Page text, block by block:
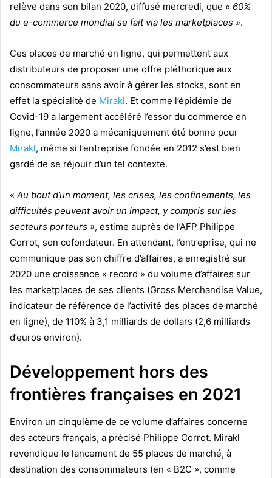
relève dans son bilan 2020, diffusé mercredi, que « 60%
du e-commerce mondial se fait via les marketplaces ».
Ces places de marché en ligne, qui permettent aux
distributeurs de proposer une offre pléthorique aux
consommateurs sans avoir à gérer les stocks, sont en
effet la spécialité de Mirakl. Et comme l’épidémie de
Covid-19 a largement accéléré l’essor du commerce en
ligne, l’année 2020 a mécaniquement été bonne pour
Mirakl, même si l’entreprise fondée en 2012 s’est bien
gardé de se réjouir d’un tel contexte.
« Au bout d’un moment, les crises, les confinements, les
difficultés peuvent avoir un impact, y compris sur les
secteurs porteurs », estime auprès de l’AFP Philippe
Corrot, son cofondateur. En attendant, l’entreprise, qui ne
communique pas son chiffre d’affaires, a enregistré sur
2020 une croissance « record » du volume d’affaires sur
les marketplaces de ses clients (Gross Merchandise Value,
indicateur de référence de l’activité des places de marché
en ligne), de 110% à 3,1 milliards de dollars (2,6 milliards
d’euros environ).
Développement hors des
frontières françaises en 2021
Environ un cinquième de ce volume d’affaires concerne
des acteurs français, a précisé Philippe Corrot. Mirakl
revendique le lancement de 55 places de marché, à
destination des consommateurs (en « B2C », comme